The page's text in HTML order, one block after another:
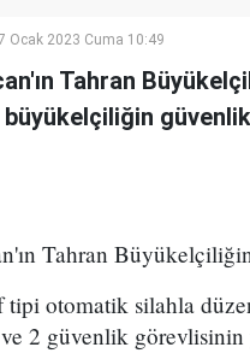
Ocak 2023 Cuma 10:49
Tahran
büyükelçiliğin
Tahran
otomatik silahla
2 güvenlik görevlisinin